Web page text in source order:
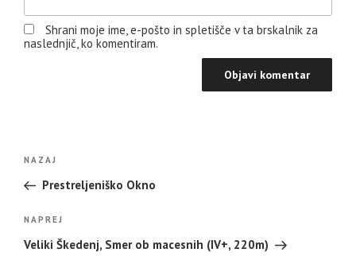
Shrani moje ime, e-pošto in spletišče v ta brskalnik za
naslednjič, ko komentiram.
Prejšnji
prispevek
NAZAJ
Prestreljeniško Okno
Naslednji
prispevek
NAPREJ
Veliki Škedenj, Smer ob macesnih (IV+, 220m)